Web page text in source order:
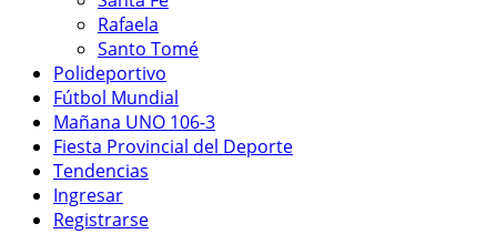
Rafaela
Santo Tomé
Polideportivo
Fútbol Mundial
Mañana UNO 106-3
Fiesta Provincial del Deporte
Tendencias
Ingresar
Registrarse